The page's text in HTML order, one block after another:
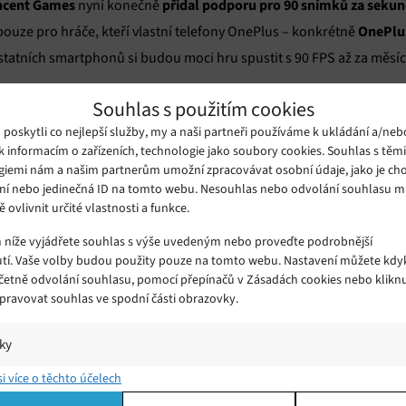
Souhlas s použitím cookies
poskytli co nejlepší služby, my a naši partneři používáme k ukládání a/
informacím o zařízeních, technologie jako soubory cookies. Souhlas s
nám a našim partnerům umožní zpracovávat osobní údaje, jako je
nebo jedinečná ID na tomto webu. Nesouhlas nebo odvolání souhlasu
ovlivnit určité vlastnosti a funkce.
vyjádřete souhlas s výše uvedeným nebo proveďte podrobnější
Vaše volby budou použity pouze na tomto webu. Nastavení můžete
odvolání souhlasu, pomocí přepínačů v Zásadách cookies nebo
souhlas ve spodní části obrazovky.
a/nebo přístup k informacím v zařízení, Porozumění publiku
kombinací údajů z různých zdrojů.
více o těchto účelech
Games nyní konečně přidal podporu pro 90 snímků za
pro hráče, kteří vlastní telefony OnePlus – konkrétně
smartphonů si budou moci hru spustit s 90 FPS až za
bude mobilním hráčům PUBGstačittéměř jakýkoli chytrý
neměl mít napříkladSamsung Galaxy S20, nově ohlášený
,Asus ROG Phone IIčiRazer Phone 2. Naopak komplikace
zaseknuté na 60 Hz.
oznámil partnerství s některou z herních společností a
například v květnu, kdy OnePlus s Epic Games umožnilo
8 Pro. Tehdy si však vysoká obnovovací frekvence vybrala
grafického nastavení. Otázkou tak zůstává, zda k